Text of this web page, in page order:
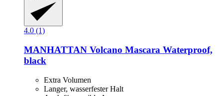
4.0 (1)
MANHATTAN Volcano Mascara Waterproof,
black
Extra Volumen
Langer, wasserfester Halt